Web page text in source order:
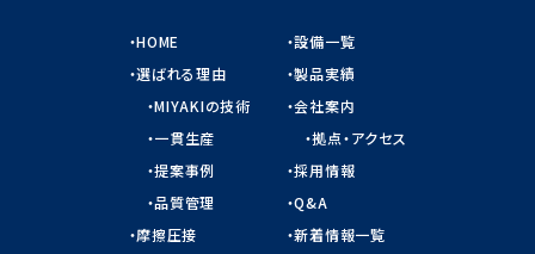
HOME
選ばれる理由
MIYAKIの技術
一貫生産
提案事例
品質管理
摩擦圧接
設備一覧
製品実績
会社案内
拠点・アクセス
採用情報
Q&A
新着情報一覧